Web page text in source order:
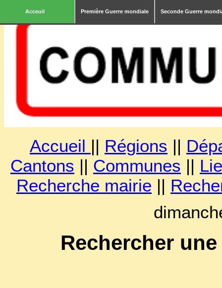
Acceuil Première Guerre mondiale Seconde Guerre
Accueil || Régions ||
Cantons || Communes ||
Recherche mairie ||
Rechercher